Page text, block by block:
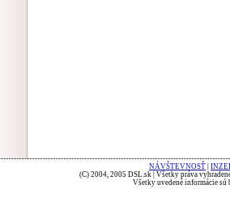
NÁVŠTEVNOSŤ
(C) 2004, 2005 DSL.sk | Všetky práva
Všetky uvedené informácie sú